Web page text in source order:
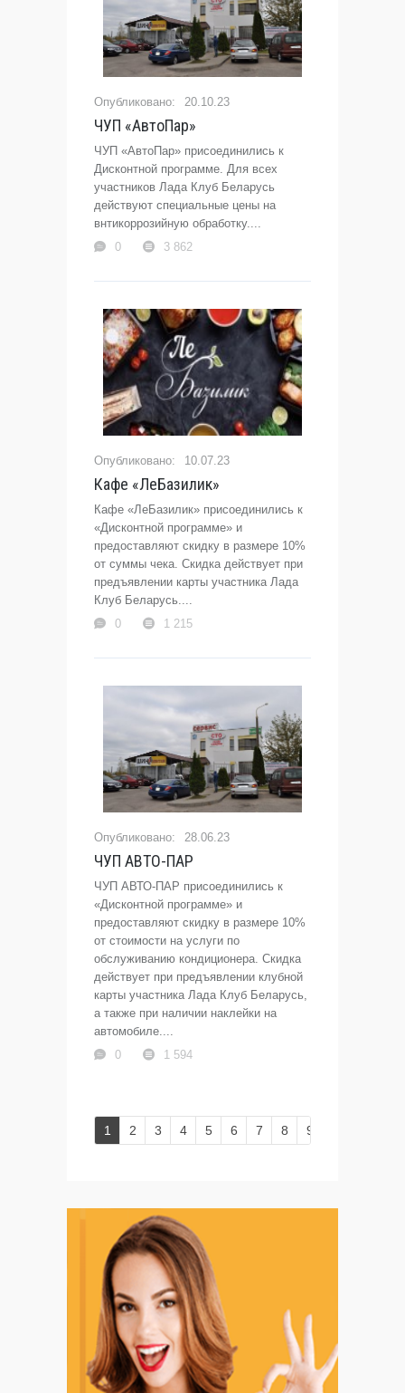
20.10.23
ЧУП «АвтоПар»
ЧУП «АвтоПар» присоединились к
Дисконтной программе. Для всех
участников Лада Клуб Беларусь
действуют специальные цены на
внтикоррозийную обработку....
0
3 862
10.07.23
Кафе «ЛеБазилик»
Кафе «ЛеБазилик» присоединились к
«Дисконтной программе» и
предоставляют скидку в размере 10%
от суммы чека. Скидка действует при
предъявлении карты участника Лада
Клуб Беларусь....
0
1 215
28.06.23
ЧУП АВТО-ПАР
ЧУП АВТО-ПАР присоединились к
«Дисконтной программе» и
предоставляют скидку в размере 10%
от стоимости на услуги по
обслуживанию кондиционера. Скидка
действует при предъявлении клубной
карты участника Лада Клуб Беларусь,
а также при наличии наклейки на
автомобиле....
0
1 594
1 2 3 4 5 6 7 8 9